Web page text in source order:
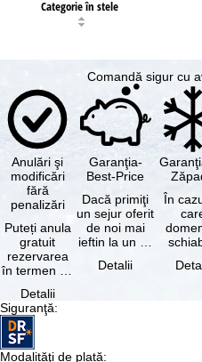
Categorie în stele
Comandă sigur cu
Anulări şi
modificări
fără
penalizări
Puteți anula
gratuit
rezervarea
în termen de
data
rezervării, …
Detalii
Garanţia-
Best-Price
Dacă primiţi
un sejur oferit
de noi mai
ieftin la un alt
cu aceleaşi …
Detalii
În
Siguranţă:
Modalităţi de plată: